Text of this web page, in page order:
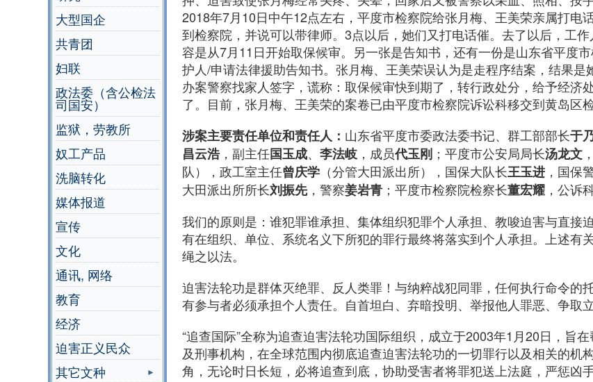
大型国企
共青团
妇联
政法委（含公检法
司国安）
监狱，劳教所
奴工产品
洗脑转化
媒体报道
宣传
文化
通讯, 网络
教育
经济
迫害正义民众
其它文种
2018年7月10日中午12点左右，平度市检察院给张月梅、王美荣亲属打电
到检察院，并说可以带律师。3点以后，她们又打电话催。去了以后，工
容是从7月11日开始取保候审。另一张是告知书，还有一份是山东省平度
护人/申请法律援助告知书。张月梅、王美荣误认为是走程序结案，结果是
办案警察找家人签字，谎称：取保候审快到期了，转行政处分，给予经济
了。目前，张月梅、王美荣的案卷已由平度市检察院诉讼科移交到黄岛区检
涉案主要责任单位和责任人： 山东省平度市委政法委书记、群工部部长于
昌云浩，副主任国玉成、 李法岐 ，成员代玉刚 ；平度市公安局局长汤龙文
队），政工室主任曾庆学 （分管大田派出所），国保大队长王玉进 ，国保
大田派出所所长刘振先，警察姜岩青 ；平度市检察院检察长董宏耀 ，公诉
我们的原则是：谁犯罪谁承担、集体组织犯罪个人承担、教唆迫害与直接
有在组织、单位、系统名义下所犯的罪行最终将落实到个人承担。上述有
绳之以法。
迫害法轮功是群体灭绝罪、反人类罪！与纳粹战犯同罪，任何执行命令的
有参与者必须承担个人责任。自首坦白、弃暗投明、举报他人罪恶、争取
“追查国际”全称为追查迫害法轮功国际组织，成立于2003年1月20日，旨
及刑事机构，在全球范围内彻底追查迫害法轮功的一切罪行以及相关的机
角，无论时日长短，必将追查到底，协助受害者将罪犯送上法庭，严惩凶手